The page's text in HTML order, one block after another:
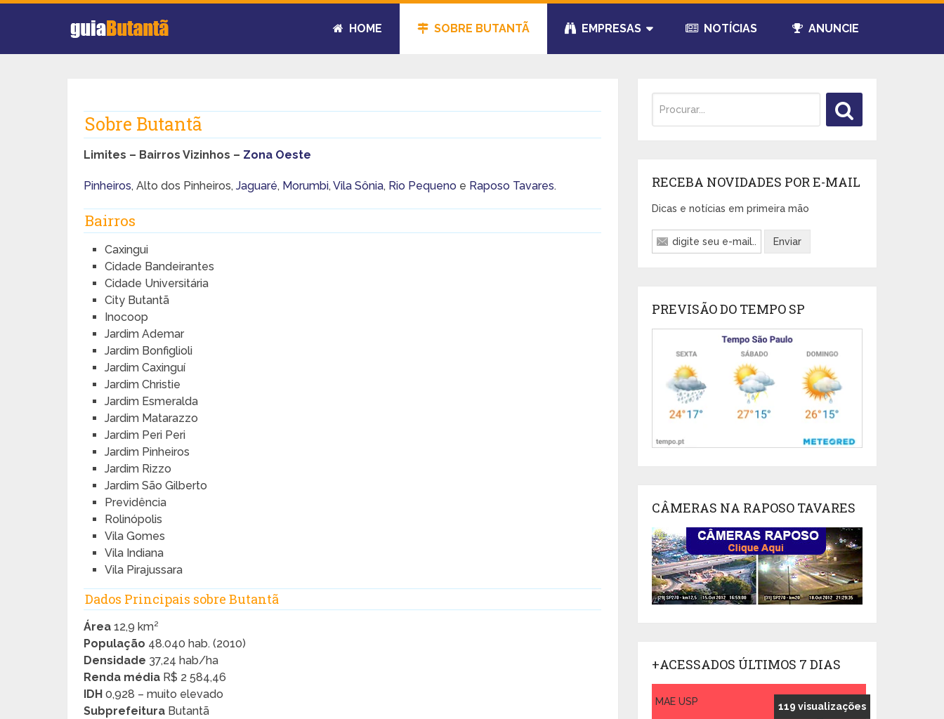
HOME SOBRE BUTANTÃ EMPRESAS NOTÍCIAS ANUNCIE
Sobre Butantã
Limites – Bairros Vizinhos – Zona Oeste
Pinheiros, Alto dos Pinheiros,Jaguaré, Morumbi,Vila Sônia, Rio Pequeno e Raposo Tavares.
Bairros
Caxingui
Cidade Bandeirantes
Cidade Universitária
City Butantã
Inocoop
Jardim Ademar
Jardim Bonfiglioli
Jardim Caxinguí
Jardim Christie
Jardim Esmeralda
Jardim Matarazzo
Jardim Peri Peri
Jardim Pinheiros
Jardim Rizzo
Jardim São Gilberto
Previdência
Rolinópolis
Vila Gomes
Vila Indiana
Vila Pirajussara
Dados Principais sobre Butantã
Área 12,9 km²
População 48.040 hab. (2010)
Densidade 37,24 hab/ha
Renda média R$ 2 584,46
IDH 0,928 – muito elevado
Subprefeitura Butantã
RECEBA NOVIDADES POR E-MAIL
Dicas e notícias em primeira mão
PREVISÃO DO TEMPO SP
CÂMERAS NA RAPOSO TAVARES
+ACESSADOS ÚLTIMOS 7 DIAS
119 visualizações
MAE USP